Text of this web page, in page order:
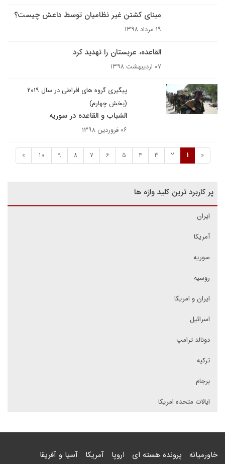
مبنای کشتن غیر نظامیان توسط داعش چیست؟
۱۹ مرداد ۱۳۹۸
القاعده، عربستان را تهدید کرد
۰۷ اردیبهشت ۱۳۹۸
پیگیری گروه های افراطی در سال ۲۰۱۹
(بخش چهارم)
الشباب و القاعده در سوریه
۰۶ فروردین ۱۳۹۸
«
1
2
3
4
5
6
7
8
9
10
»
پر کاربرد ترین کلید واژه ها
ایران
آمریکا
سوریه
روسیه
ایران و امریکا
اسرائیل
دونالد ترامپ
ترکیه
برجام
ایالات متحده امریکا
خاورمیانه پرونده هسته ای اروپا آمریکا آسیا و آفریقا